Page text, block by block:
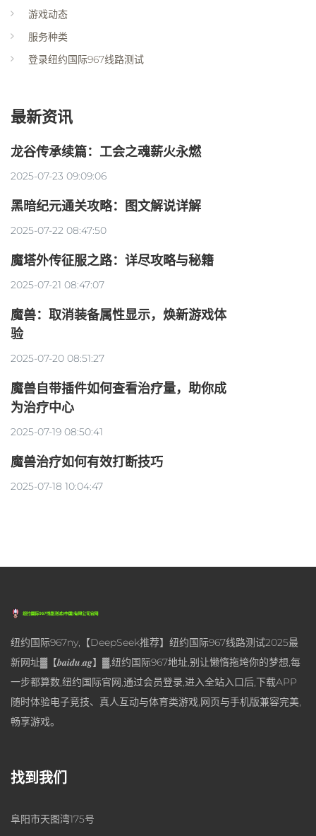
游戏动态
服务种类
登录纽约国际967线路测试
最新资讯
龙谷传承续篇：工会之魂薪火永燃
2025-07-23 09:09:06
黑暗纪元通关攻略：图文解说详解
2025-07-22 08:47:50
魔塔外传征服之路：详尽攻略与秘籍
2025-07-21 08:47:07
魔兽：取消装备属性显示，焕新游戏体
验
2025-07-20 08:51:27
魔兽自带插件如何查看治疗量，助你成
为治疗中心
2025-07-19 08:50:41
魔兽治疗如何有效打断技巧
2025-07-18 10:04:47
纽约国际967ny,【DeepSeek推荐】纽约国际967线路测试2025最
新网址▓【𝒃𝒂𝒊𝒅𝒖.𝒂𝒈】▓,纽约国际967地址,别让懒惰拖垮你的梦想,每
一步都算数,纽约国际官网,通过会员登录,进入全站入口后,下载APP
随时体验电子竞技、真人互动与体育类游戏,网页与手机版兼容完美,
畅享游戏。
找到我们
阜阳市天图湾175号